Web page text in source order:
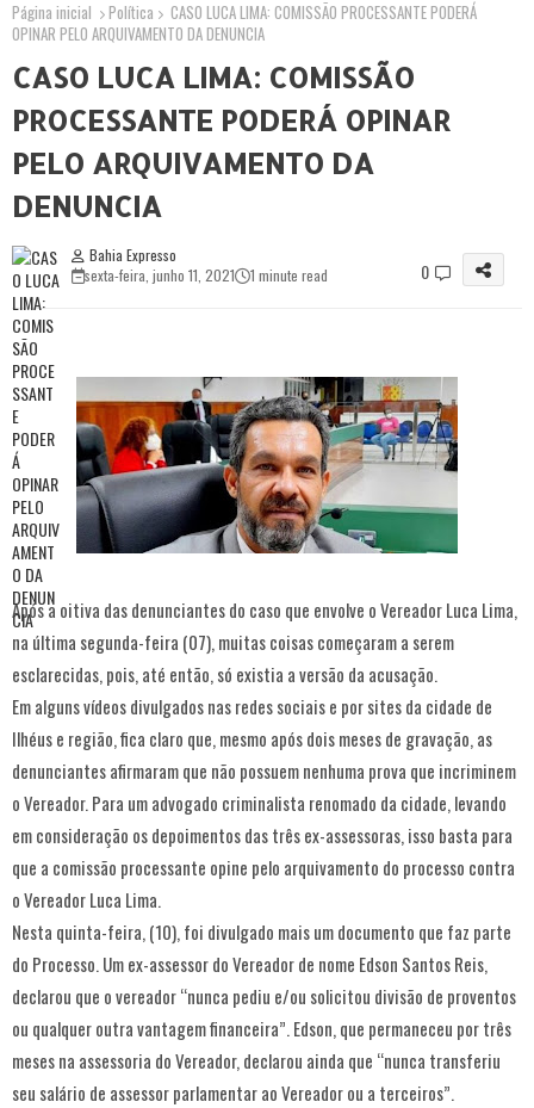
Página inicial Política
CASO LUCA LIMA: COMISSÃO PROCESSANTE PODERÁ
OPINAR PELO ARQUIVAMENTO DA DENUNCIA
CASO LUCA LIMA: COMISSÃO
PROCESSANTE PODERÁ OPINAR
PELO ARQUIVAMENTO DA
DENUNCIA
Bahia Expresso
sexta-feira, junho 11, 2021
1 minute read 0
Após a oitiva das denunciantes do caso que envolve o Vereador Luca Lima,
na última segunda-feira (07), muitas coisas começaram a serem
esclarecidas, pois, até então, só existia a versão da acusação.
Em alguns vídeos divulgados nas redes sociais e por sites da cidade de
Ilhéus e região, fica claro que, mesmo após dois meses de gravação, as
denunciantes afirmaram que não possuem nenhuma prova que incriminem
o Vereador. Para um advogado criminalista renomado da cidade, levando
em consideração os depoimentos das três ex-assessoras, isso basta para
que a comissão processante opine pelo arquivamento do processo contra
o Vereador Luca Lima.
Nesta quinta-feira, (10), foi divulgado mais um documento que faz parte
do Processo. Um ex-assessor do Vereador de nome Edson Santos Reis,
declarou que o vereador “nunca pediu e/ou solicitou divisão de proventos
ou qualquer outra vantagem financeira”. Edson, que permaneceu por três
meses na assessoria do Vereador, declarou ainda que “nunca transferiu
seu salário de assessor parlamentar ao Vereador ou a terceiros”.